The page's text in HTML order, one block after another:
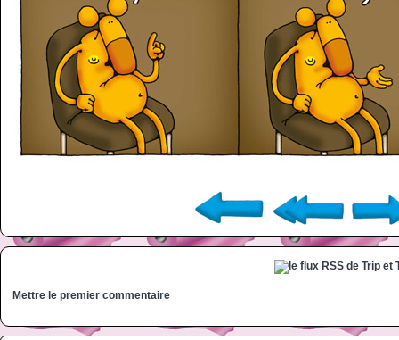
Mettre le premier commentaire